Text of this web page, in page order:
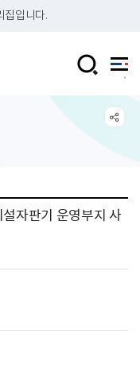
집입니다.
자판기 운영부지 사